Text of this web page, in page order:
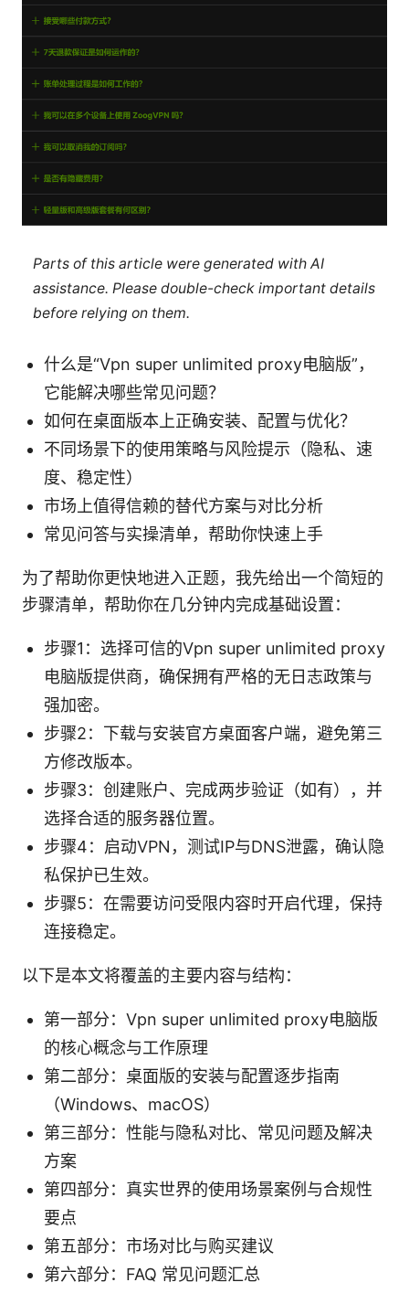
Parts of this article were generated with AI
assistance. Please double-check important details
before relying on them.
什么是“Vpn super unlimited proxy电脑版”，
它能解决哪些常见问题？
如何在桌面版本上正确安装、配置与优化？
不同场景下的使用策略与风险提示（隐私、速
度、稳定性）
市场上值得信赖的替代方案与对比分析
常见问答与实操清单，帮助你快速上手
为了帮助你更快地进入正题，我先给出一个简短的
步骤清单，帮助你在几分钟内完成基础设置：
步骤1：选择可信的Vpn super unlimited proxy
电脑版提供商，确保拥有严格的无日志政策与
强加密。
步骤2：下载与安装官方桌面客户端，避免第三
方修改版本。
步骤3：创建账户、完成两步验证（如有），并
选择合适的服务器位置。
步骤4：启动VPN，测试IP与DNS泄露，确认隐
私保护已生效。
步骤5：在需要访问受限内容时开启代理，保持
连接稳定。
以下是本文将覆盖的主要内容与结构：
第一部分：Vpn super unlimited proxy电脑版
的核心概念与工作原理
第二部分：桌面版的安装与配置逐步指南
（Windows、macOS）
第三部分：性能与隐私对比、常见问题及解决
方案
第四部分：真实世界的使用场景案例与合规性
要点
第五部分：市场对比与购买建议
第六部分：FAQ 常见问题汇总